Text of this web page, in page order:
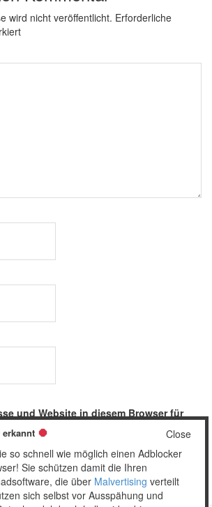
wird nicht veröffentlicht. Erforderliche
und Website in diesem Browser für
speichern.
Close
so schnell wie möglich einen Adblocker
Sie schützen damit die Ihren
die über Malvertising verteilt
sich selbst vor Ausspähung und